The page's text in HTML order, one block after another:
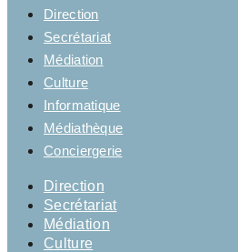
Direction
Secrétariat
Médiation
Culture
Informatique
Médiathèque
Conciergerie
Direction
Secrétariat
Médiation
Culture